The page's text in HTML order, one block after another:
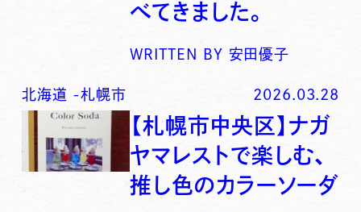
べてきました。
WRITTEN BY 安田優子
北海道 -札幌市 2026.03.28
【札幌市中央区】ナガ
ヤマレストで楽しむ、
推し色のカラーソーダ